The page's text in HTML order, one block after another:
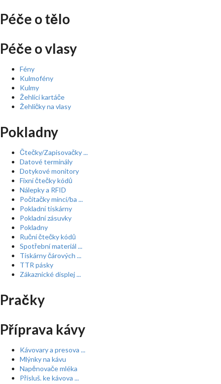
Péče o tělo
Péče o vlasy
Fény
Kulmofény
Kulmy
Žehlící kartáče
Žehličky na vlasy
Pokladny
Čtečky/Zapisovačky ...
Datové terminály
Dotykové monitory
Fixní čtečky kódů
Nálepky a RFID
Počítačky mincí/ba ...
Pokladní tiskárny
Pokladní zásuvky
Pokladny
Ruční čtečky kódů
Spotřební materiál ...
Tiskárny čárových ...
TTR pásky
Zákaznické displej ...
Pračky
Příprava kávy
Kávovary a presova ...
Mlýnky na kávu
Napěnovače mléka
Přísluš. ke kávova ...